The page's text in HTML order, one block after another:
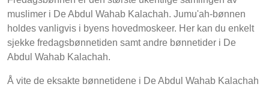
muslimer i De Abdul Wahab Kalachah. Jumu'ah-bønnen
holdes vanligvis i byens hovedmoskeer. Her kan du enkelt
sjekke fredagsbønnetiden samt andre bønnetider i De
Abdul Wahab Kalachah.
Å vite de eksakte bønnetidene i De Abdul Wahab Kalachah